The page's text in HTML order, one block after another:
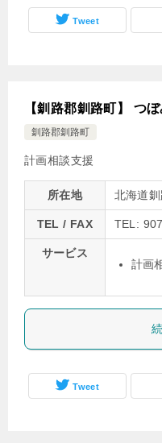
Tweet
【釧路郡釧路町】 つ
釧路郡釧路町
計画相談支援
所在地 北海道
TEL / FAX TEL:
サービス
計画
Tweet